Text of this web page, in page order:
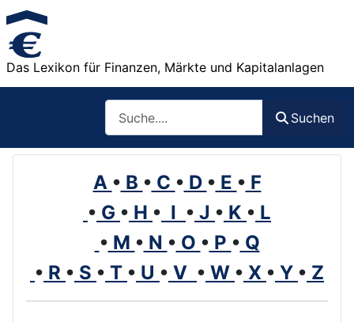
Das Lexikon für Finanzen, Märkte und Kapitalanlagen
Suchen
A • B • C • D • E • F
• G • H • I • J • K • L
• M • N • O • P • Q
• R • S • T • U • V • W • X • Y • Z